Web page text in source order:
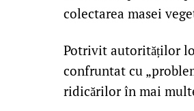
colectarea masei
Potrivit autorităților
confruntat cu
ridicărilor în mai